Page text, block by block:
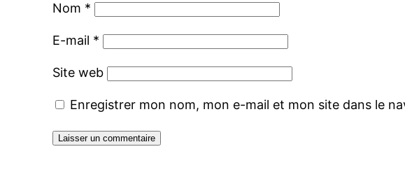
Nom *
E-mail *
Site web
Enregistrer mon nom, mon e-mail et mon site dans le